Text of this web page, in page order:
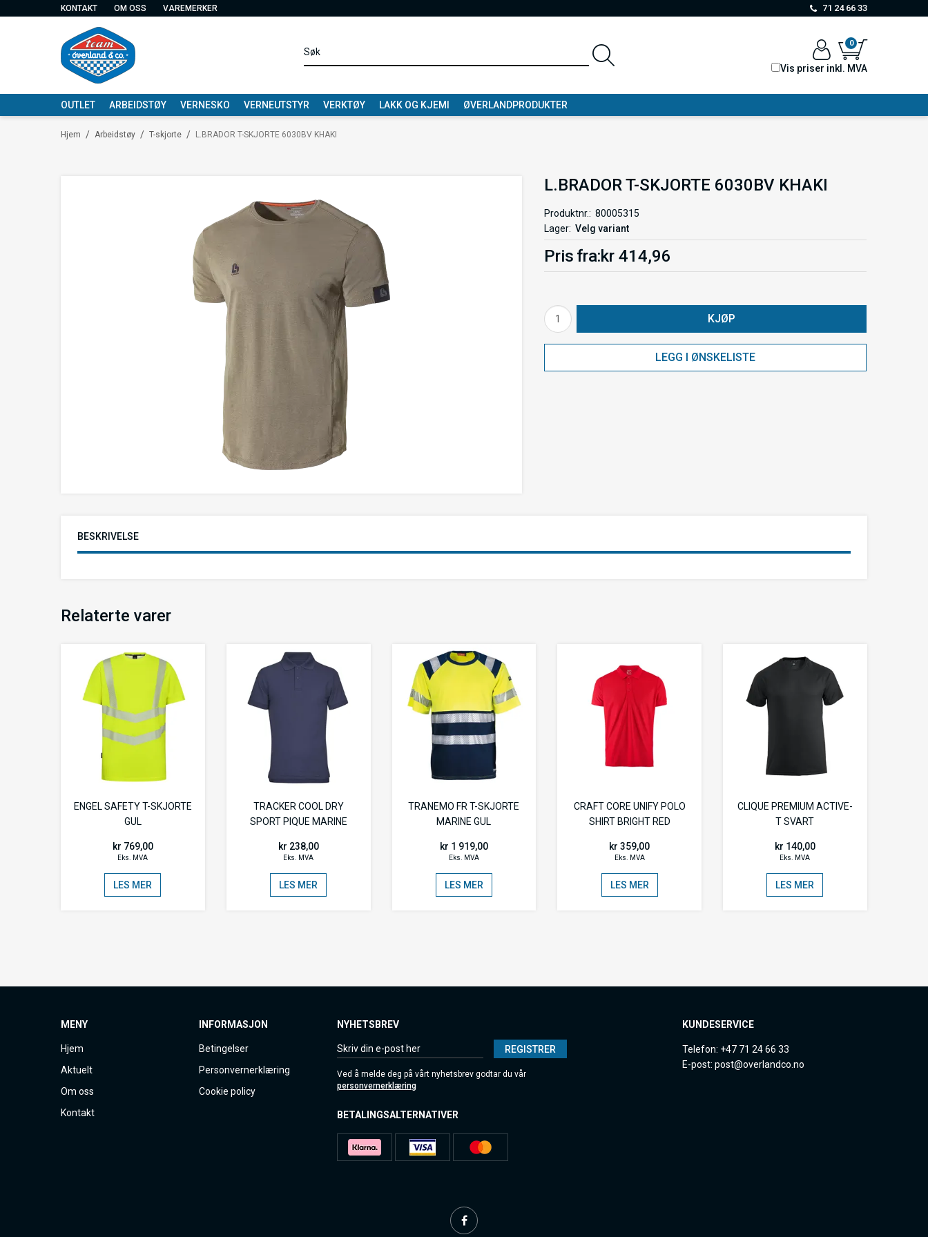
KONTAKT OM OSS VAREMERKER 71 24 66 33
0
Vis priser inkl. MVA
OUTLET ARBEIDSTØY VERNESKO VERNEUTSTYR VERKTØY LAKK OG KJEMI ØVERLANDPRODUKTER
/
Hjem /
Arbeidstøy /
T-skjorte L.BRADOR T-SKJORTE 6030BV KHAKI
L.BRADOR T-SKJORTE 6030BV KHAKI
Produktnr.
80005315
Lager Velg variant
Pris fra kr 414,96
KJØP
LEGG I ØNSKELISTE
BESKRIVELSE
Relaterte varer
ENGEL SAFETY T-SKJORTE
GUL
kr 769,00
Eks. MVA
LES MER
TRACKER COOL DRY
SPORT PIQUE MARINE
kr 238,00
Eks. MVA
LES MER
TRANEMO FR T-SKJORTE
MARINE GUL
kr 1 919,00
Eks. MVA
LES MER
CRAFT CORE UNIFY POLO
SHIRT BRIGHT RED
kr 359,00
Eks. MVA
LES MER
CLIQUE PREMIUM ACTIVE-
T SVART
kr 140,00
Eks. MVA
LES MER
MENY
Hjem
Aktuelt
Om oss
Kontakt
INFORMASJON
Betingelser
Personvernerklæring
Cookie policy
NYHETSBREV
REGISTRER
Ved å melde deg på vårt nyhetsbrev godtar du vår
personvernerklæring
BETALINGSALTERNATIVER
KUNDESERVICE
Telefon: +47 71 24 66 33
E-post: post@overlandco.no